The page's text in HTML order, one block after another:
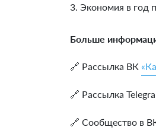
3. Экономия в год
Больше
🔗 Рассылка ВК
🔗 Рассылка
🔗 Сообщество в